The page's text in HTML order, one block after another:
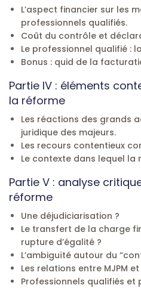
L’aspect financier sur les
professionnels qualifiés.
Coût du contrôle et
Le professionnel qualifié :
Bonus : quid de la
Partie IV : éléments
la réforme
Les réactions des grands
juridique des majeurs.
Les recours contentieux
Le contexte dans lequel
Partie V : analyse
réforme
Une déjudiciarisation ?
Le transfert de la charge
rupture d’égalité ?
L’ambiguïté autour du
Les relations entre MJPM
Professionnels qualifiés